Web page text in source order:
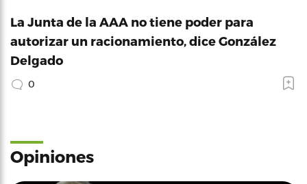
La Junta de la AAA no tiene poder para
autorizar un racionamiento, dice González
Delgado
0
Opiniones